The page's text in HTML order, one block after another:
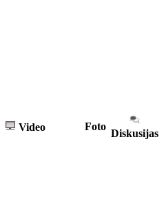
Video Foto
Diskusijas